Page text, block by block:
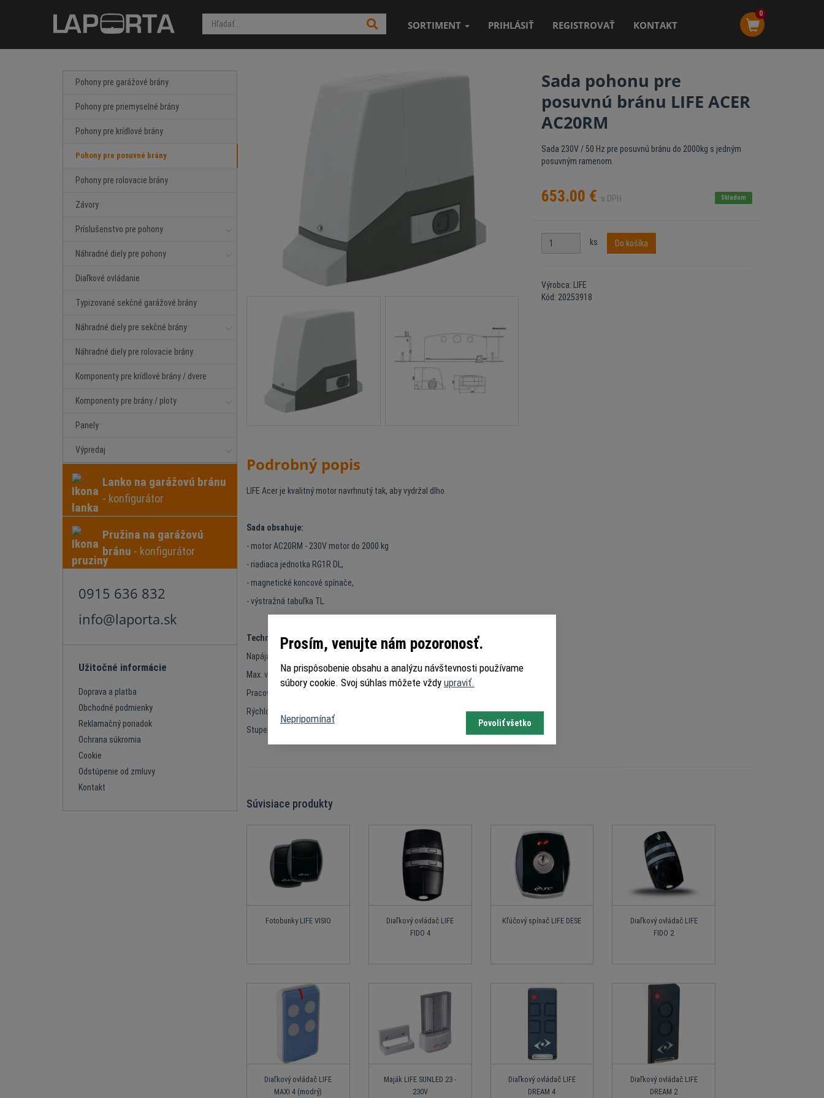
SORTIMENT PRIHLÁSIŤ REGISTROVAŤ KONTAKT
0
Pohony pre garážové brány
Pohony pre priemyselné brány
Pohony pre krídlové brány
Pohony pre posuvné brány
Pohony pre rolovacie brány
Závory
Príslušenstvo pre pohony
Náhradné diely pre pohony
Diaľkové ovládanie
Typizované sekčné garážové brány
Náhradné diely pre sekčné brány
Náhradné diely pre rolovacie brány
Komponenty pre krídlové brány / dvere
Komponenty pre brány / ploty
Panely
Výpredaj
Lanko na garážovú bránu
- konfigurátor
Pružina na garážovú
bránu - konfigurátor
0915 636 832
info@laporta.sk
Užitočné informácie
Doprava a platba
Obchodné podmienky
Reklamačný poriadok
Ochrana súkromia
Cookie
Odstúpenie od zmluvy
Kontakt
Sada pohonu pre
posuvnú bránu LIFE ACER
AC20RM
Sada 230V / 50 Hz pre posuvnú bránu do 2000kg s jedným
posuvným ramenom.
653.00 € s DPH Skladom
ks Do košíka
Výrobca: LIFE
Kód: 20253918
Podrobný popis
LIFE Acer je kvalitný motor navrhnutý tak, aby vydržal dlho.
Sada obsahuje:
- motor AC20RM - 230V motor do 2000 kg
- riadiaca jednotka RG1R DL,
- magnetické koncové spínače,
- výstražná tabuľka TL.
Technické údaje:
Napájanie: 230V
Max. váha posuvnej brány: 2000 kg
Pracovná teplota: -20 + 70 °C
Rýchlosť: 8 m/min
Stupeň ochrany: IP55
Súvisiace produkty
Fotobunky LIFE VISIO
Diaľkový ovládač LIFE
FIDO 4
Kľúčový spínač LIFE DESE
Diaľkový ovládač LIFE
FIDO 2
Diaľkový ovládač LIFE
MAXI 4 (modrý)
Maják LIFE SUNLED 23 -
230V
Diaľkový ovládač LIFE
DREAM 4
Diaľkový ovládač LIFE
DREAM 2
Prosím, venujte nám pozoronosť.
Na prispôsobenie obsahu a analýzu návštevnosti používame
súbory cookie. Svoj súhlas môžete vždy upraviť.
Nepripomínať Povoliť všetko